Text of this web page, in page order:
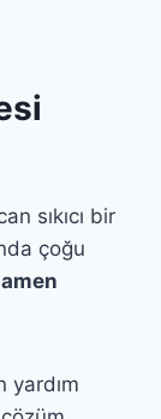
sıkıcı bir
çoğu
yardım